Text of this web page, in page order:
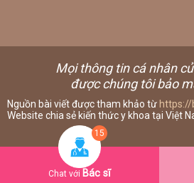
Nguồn bài viết được tham khảo từ https://
Website chia sẻ kiến thức y khoa tại Việt
Mọi thông tin cá nhân
được chúng tôi bảo
Chat với Bác sĩ
15